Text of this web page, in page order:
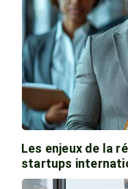
Les enjeux de la
startups